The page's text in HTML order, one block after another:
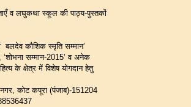
व लघुकथा स्कूल की पाठ्य-पुस्तकों
बलदेव कौशिक स्मृति सम्मान’
सम्मान-2015’ व अनेक
क्षेत्र में विशेष योगदान हेतु
कोट कपूरा (पंजाब)-151204